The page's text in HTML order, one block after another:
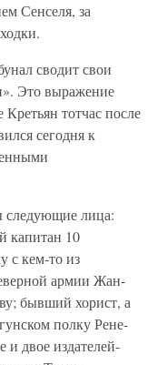
Сенселя, за
сводит свои
Это выражение
Кретьян тотчас после
сегодня к
следующие лица:
капитан 10
с кем-то из
армии Жан-
бывший хорист, а
полку Рене-
и двое издателей-